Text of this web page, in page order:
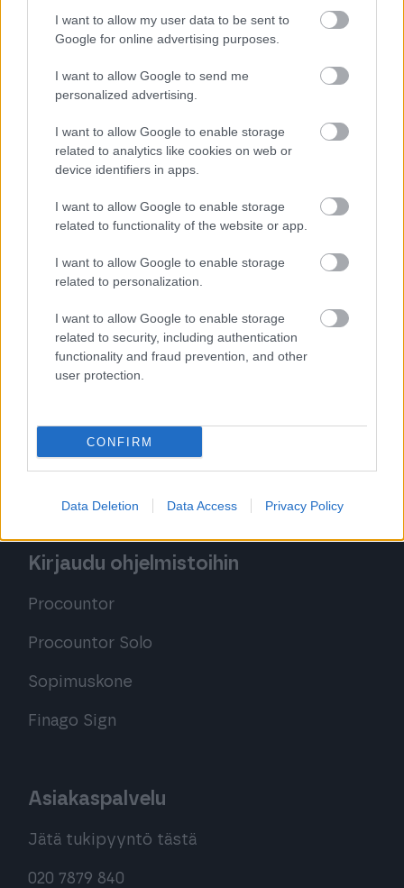
I want to allow my user data to be sent to
Google for online advertising purposes.
I want to allow Google to send me
personalized advertising.
I want to allow Google to enable storage
related to analytics like cookies on web or
device identifiers in apps.
I want to allow Google to enable storage
related to functionality of the website or app.
I want to allow Google to enable storage
related to personalization.
I want to allow Google to enable storage
related to security, including authentication
functionality and fraud prevention, and other
user protection.
CONFIRM
Data Deletion Data Access Privacy Policy
Procountor
Procountor Solo
Sopimuskone
Finago Sign
Procountor Toiminnanohjaus
Tutustu ohjelmistoihin
Tutustu Procountor Soloon
Kirjaudu ohjelmistoihin
Procountor
Procountor Solo
Sopimuskone
Finago Sign
Asiakaspalvelu
Jätä tukipyyntö tästä
020 7879 840